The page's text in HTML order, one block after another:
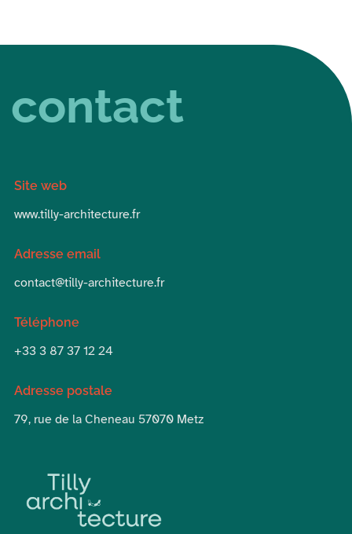
contact
Site web
www.tilly-architecture.fr
Adresse email
contact@tilly-architecture.fr
Téléphone
+33 3 87 37 12 24
Adresse postale
79, rue de la Cheneau 57070 Metz